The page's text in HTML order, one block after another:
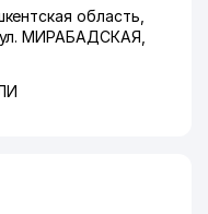
область
ул. МИРАБАДСКАЯ